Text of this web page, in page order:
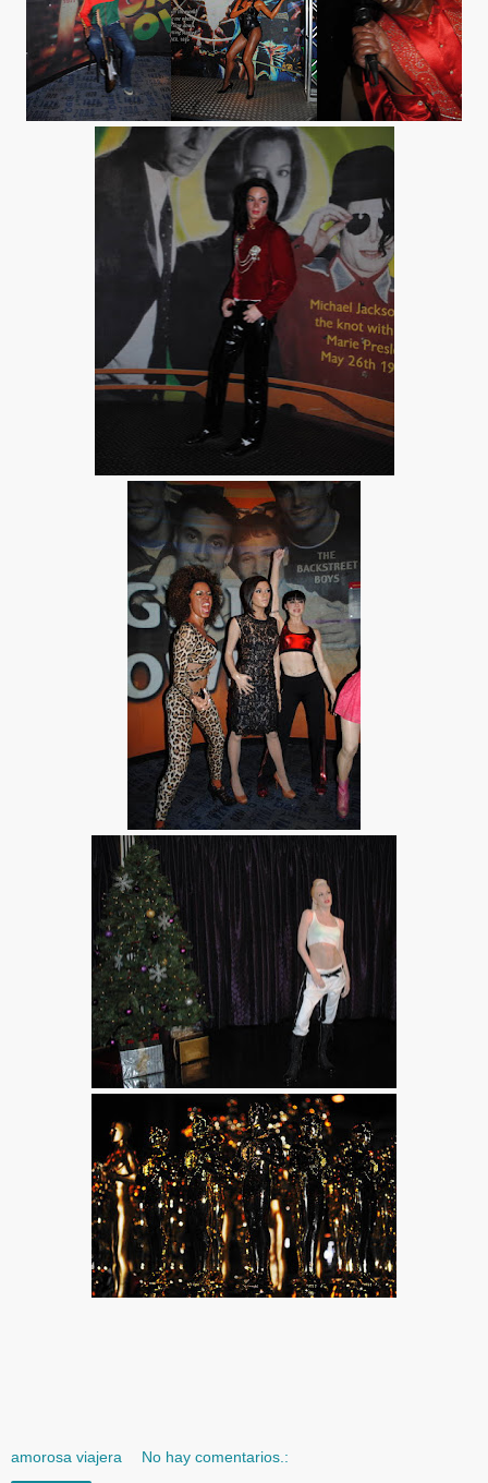
amorosa viajera No hay comentarios.: